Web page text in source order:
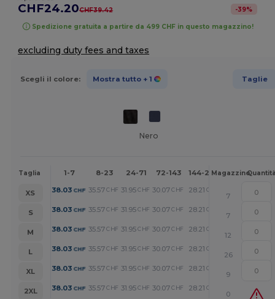
CHF24.20CHF39.42 -39%
Spedizione gratuita a partire da 499 CHF in questo magazzino!
excluding duty fees and taxes
Scegli il colore: Mostra tutto + 1 Taglie
Nero
Taglia 1-7 8-23 24-71 72-143 144-287 288 +
Magazzino
XS 38.03 CHF 35.57 CHF 31.95 CHF 30.07 CHF 28.21 CHF CHF
7
S
38.03 CHF 35.57 CHF 31.95 CHF 30.07 CHF 28.21 CHF CHF
7
M
38.03 CHF 35.57 CHF 31.95 CHF 30.07 CHF 28.21 CHF CHF
12
L
38.03 CHF 35.57 CHF 31.95 CHF 30.07 CHF 28.21 CHF CHF
26
XL
38.03 CHF 35.57 CHF 31.95 CHF 30.07 CHF 28.21 CHF CHF
9
2XL
38.03 CHF 35.57 CHF 31.95 CHF 30.07 CHF 28.21 CHF CHF
0